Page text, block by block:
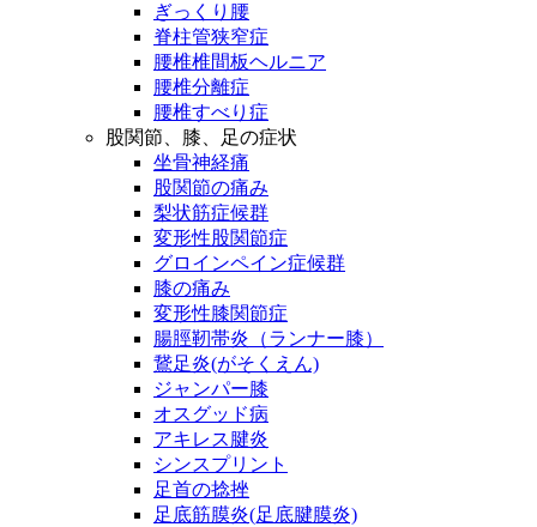
ぎっくり腰
脊柱管狭窄症
腰椎椎間板ヘルニア
腰椎分離症
腰椎すべり症
股関節、膝、足の症状
坐骨神経痛
股関節の痛み
梨状筋症候群
変形性股関節症
グロインペイン症候群
膝の痛み
変形性膝関節症
腸脛靭帯炎（ランナー膝）
鵞足炎(がそくえん)
ジャンパー膝
オスグッド病
アキレス腱炎
シンスプリント
足首の捻挫
足底筋膜炎(足底腱膜炎)